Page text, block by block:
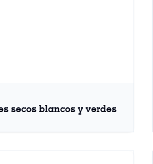
secos blancos y verdes